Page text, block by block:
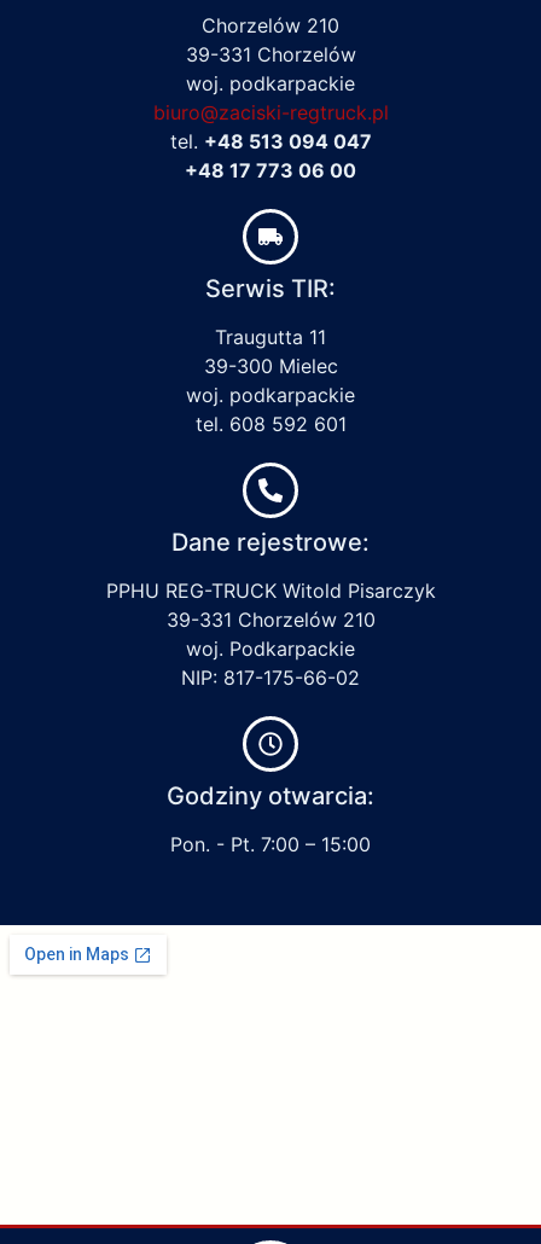
Chorzelów 210
39-331 Chorzelów
woj. podkarpackie
biuro@zaciski-regtruck.pl
tel. +48 513 094 047
+48 17 773 06 00
Serwis TIR:
Traugutta 11
39-300 Mielec
woj. podkarpackie
tel. 608 592 601
Dane rejestrowe:
PPHU REG-TRUCK Witold Pisarczyk
39-331 Chorzelów 210
woj. Podkarpackie
NIP: 817-175-66-02
Godziny otwarcia:
Pon. - Pt. 7:00 – 15:00